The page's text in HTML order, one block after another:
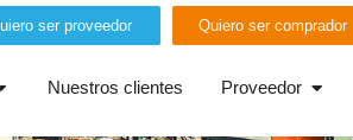
ser proveedor Quiero ser comprador
Nuestros clientes Proveedor